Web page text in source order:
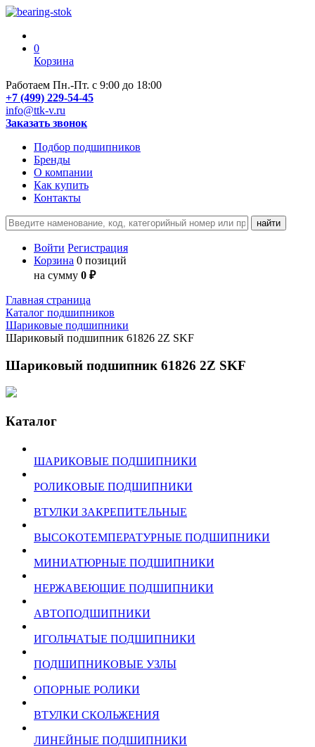
0
Корзина
Работаем Пн.-Пт. с 9:00 до 18:00
+7 (499) 229-54-45
info@ttk-v.ru
Заказать звонок
Подбор подшипников
Бренды
О компании
Как купить
Контакты
Войти Регистрация
Корзина 0 позиций
на сумму 0 ₽
Главная страница
Каталог подшипников
Шариковые подшипники
Шариковый подшипник 61826 2Z SKF
Шариковый подшипник 61826 2Z SKF
Каталог
ШАРИКОВЫЕ ПОДШИПНИКИ
РОЛИКОВЫЕ ПОДШИПНИКИ
ВТУЛКИ ЗАКРЕПИТЕЛЬНЫЕ
ВЫСОКОТЕМПЕРАТУРНЫЕ ПОДШИПНИКИ
МИНИАТЮРНЫЕ ПОДШИПНИКИ
НЕРЖАВЕЮЩИЕ ПОДШИПНИКИ
АВТОПОДШИПНИКИ
ИГОЛЬЧАТЫЕ ПОДШИПНИКИ
ПОДШИПНИКОВЫЕ УЗЛЫ
ОПОРНЫЕ РОЛИКИ
ВТУЛКИ СКОЛЬЖЕНИЯ
ЛИНЕЙНЫЕ ПОДШИПНИКИ